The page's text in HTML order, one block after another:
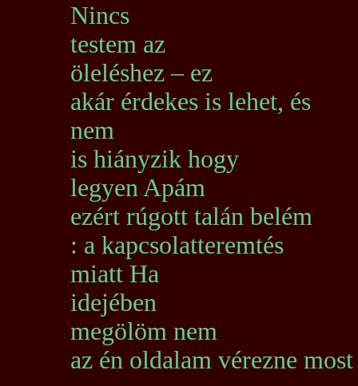
Nincs
testem az
öleléshez – ez
akár érdekes is lehet, és
nem
is hiányzik hogy
legyen Apám
ezért rúgott talán belém
: a kapcsolatteremtés
miatt Ha
idejében
megölöm nem
az én oldalam vérezne most